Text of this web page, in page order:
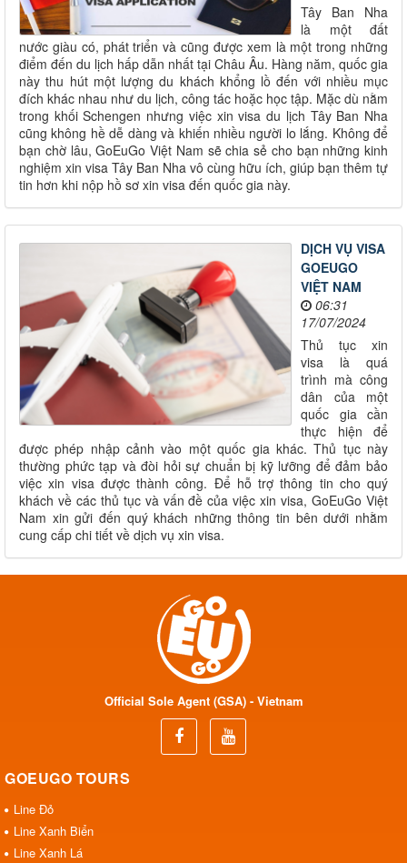
Tây Ban Nha
là một đất
nước giàu có, phát triển và cũng được xem là một trong những
điểm đến du lịch hấp dẫn nhất tại Châu Âu. Hàng năm, quốc gia
này thu hút một lượng du khách khổng lồ đến với nhiều mục
đích khác nhau như du lịch, công tác hoặc học tập. Mặc dù nằm
trong khối Schengen nhưng việc xin visa du lịch Tây Ban Nha
cũng không hề dễ dàng và khiến nhiều người lo lắng. Không để
bạn chờ lâu, GoEuGo Việt Nam sẽ chia sẻ cho bạn những kinh
nghiệm xin visa Tây Ban Nha vô cùng hữu ích, giúp bạn thêm tự
tin hơn khi nộp hồ sơ xin visa đến quốc gia này.
DỊCH VỤ VISA
GOEUGO
VIỆT NAM
06:31
17/07/2024
Thủ tục xin
visa là quá
trình mà công
dân của một
quốc gia cần
thực hiện để
được phép nhập cảnh vào một quốc gia khác. Thủ tục này
thường phức tạp và đòi hỏi sự chuẩn bị kỹ lưỡng để đảm bảo
việc xin visa được thành công. Để hỗ trợ thông tin cho quý
khách về các thủ tục và vấn đề của việc xin visa, GoEuGo Việt
Nam xin gửi đến quý khách những thông tin bên dưới nhằm
cung cấp chi tiết về dịch vụ xin visa.
Official Sole Agent (GSA) - Vietnam
GOEUGO TOURS
Line Đỏ
Line Xanh Biển
Line Xanh Lá